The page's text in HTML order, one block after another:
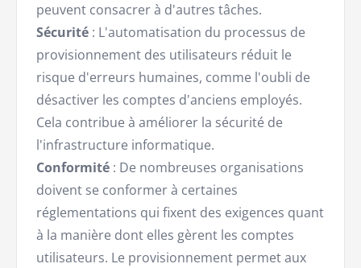
peuvent consacrer à d'autres tâches.
Sécurité : L'automatisation du processus de
provisionnement des utilisateurs réduit le
risque d'erreurs humaines, comme l'oubli de
désactiver les comptes d'anciens employés.
Cela contribue à améliorer la sécurité de
l'infrastructure informatique.
Conformité : De nombreuses organisations
doivent se conformer à certaines
réglementations qui fixent des exigences quant
à la manière dont elles gèrent les comptes
utilisateurs. Le provisionnement permet aux